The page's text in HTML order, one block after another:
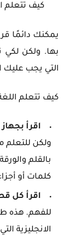
كيف تتعلم
يمكنك دائمًا
بها. ولكن
التي يجب عليك
كيف تتعلم
اقرأ
ولكن للتعلم
بالقلم
كلمات أو
اقرأ كل
للفهم. هذه
الانجليزية